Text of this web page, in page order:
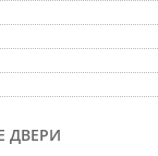
ДВЕРИ